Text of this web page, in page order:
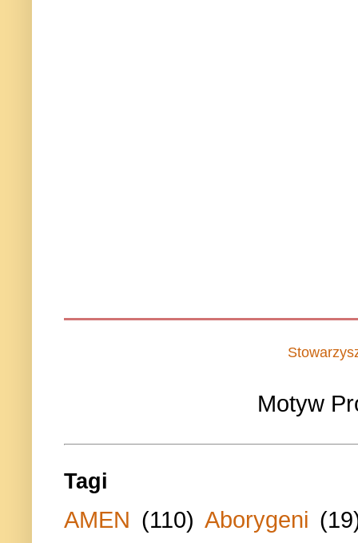
Motyw
Tagi
AMEN (110) Aborygeni